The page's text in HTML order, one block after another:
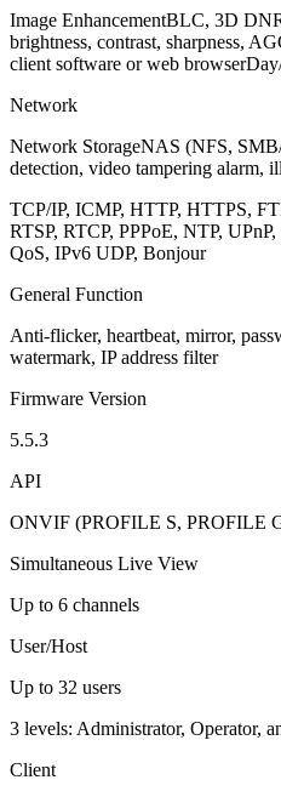
Image EnhancementBLC, 3D
brightness, contrast, sharpness,
client software or web
Network
Network StorageNAS (NFS,
detection, video tampering alarm,
TCP/IP, ICMP, HTTP, HTTPS,
RTSP, RTCP, PPPoE, NTP,
QoS, IPv6 UDP, Bonjour
General Function
Anti-flicker, heartbeat, mirror,
watermark, IP address filter
Firmware Version
5.5.3
API
ONVIF (PROFILE S, PROFILE
Simultaneous Live View
Up to 6 channels
User/Host
Up to 32 users
3 levels: Administrator, Operator,
Client